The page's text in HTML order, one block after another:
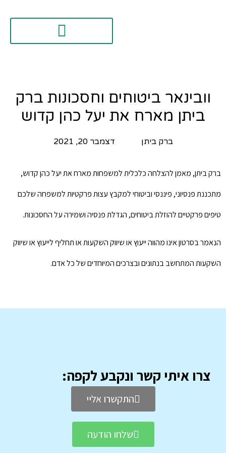
וובינאר ביטוחים וחסכונות ברק
ביתן מארח את יעל כהן קדוש
ברק ביתן דצמבר 20, 2021
ברק ביתן, מאמן להצלחה כלכלית למשפחות מארח את יעל כהן קדוש,
מתכננת פנסיוני, פיננסי וביטוחי למקבץ עצות פרקטיות למשפחה שלכם
טיפים פרקטיים להוזלת ביטוחים, הגדלת פנסיה ושמירה על החסכונות.
הנאמר בסרטון אינו מהווה ייעוץ או שיווק השקעות או תחליף לייעוץ או שיווק
השקעות המתחשב בנתונים ובצרכים המיוחדים של כל אדם.
צרו איתי קשר ונקבע לקפה:
התקשרו אליי
שלחו הודעה